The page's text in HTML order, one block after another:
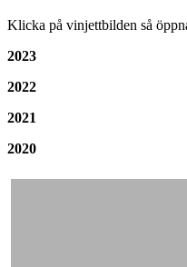
Klicka på vinjettbilden så
2023
2022
2021
2020